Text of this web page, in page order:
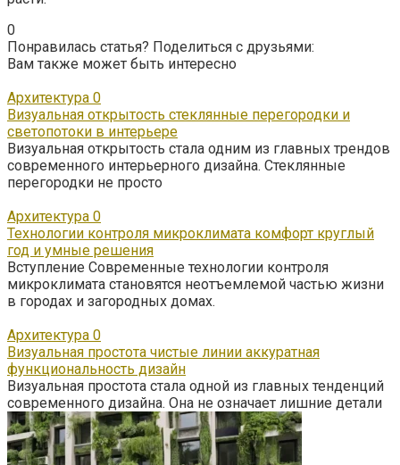
0
Понравилась статья? Поделиться с друзьями:
Вам также может быть интересно
Архитектура 0
Визуальная открытость стеклянные перегородки и
светопотоки в интерьере
Визуальная открытость стала одним из главных трендов
современного интерьерного дизайна. Стеклянные
перегородки не просто
Архитектура 0
Технологии контроля микроклимата комфорт круглый
год и умные решения
Вступление Современные технологии контроля
микроклимата становятся неотъемлемой частью жизни
в городах и загородных домах.
Архитектура 0
Визуальная простота чистые линии аккуратная
функциональность дизайн
Визуальная простота стала одной из главных тенденций
современного дизайна. Она не означает лишние детали